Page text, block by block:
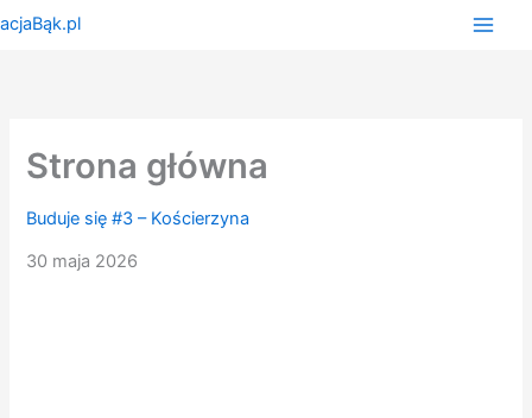
Przejdź
Strona główna
Buduje się #3 – Kościerzyna
30 maja 2026